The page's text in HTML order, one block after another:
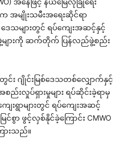
က အမျိုးသမီးအရေးဆိုင်ရာ
ဒေသများတွင် ရပ်ကျေးအဆင့်နှင့်
ျားကို ဆက်တိုက် ပြန်လည်ဖွဲ့စည်း
း ဂျိုင်းမြစ်ဒေသတစ်လျှောက်နှင့်
လှုပ်ရှားမှုများ ရပ်ဆိုင်းခဲ့ရာမှ
းရွာများတွင် ရပ်ကျေးအဆင့်
င်စွာ ဖွင့်လှစ်နိုင်ခဲ့ကြောင်း CMWO
ားသည်။